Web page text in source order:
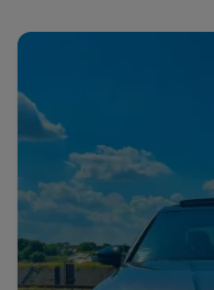
McLaren
Wann
Zeitraum wählen